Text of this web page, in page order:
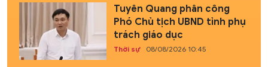
Tuyên Quang phân công
Phó Chủ tịch UBND tỉnh phụ
trách giáo dục
Thời sự 08/08/2026 10:45